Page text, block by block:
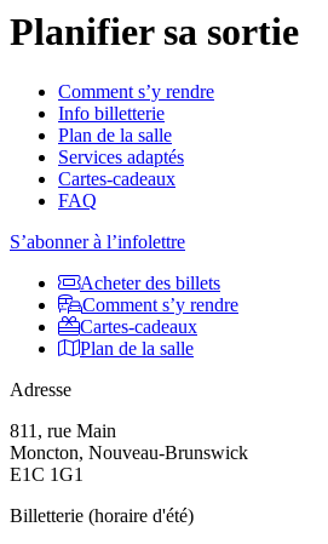
Planifier sa sortie
Comment s’y rendre
Info billetterie
Plan de la salle
Services adaptés
Cartes-cadeaux
FAQ
S’abonner à l’infolettre
Acheter des billets
Comment s’y rendre
Cartes-cadeaux
Plan de la salle
Adresse
811, rue Main
Moncton, Nouveau-Brunswick
E1C 1G1
Billetterie (horaire d'été)